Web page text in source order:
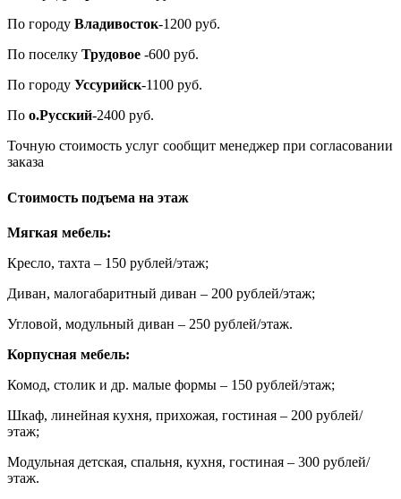
По городу Владивосток-1200 руб.
По поселку Трудовое -600 руб.
По городу Уссурийск-1100 руб.
По о.Русский-2400 руб.
Точную стоимость услуг сообщит менеджер при согласовании
заказа
Стоимость подъема на этаж
Мягкая мебель:
Кресло, тахта – 150 рублей/этаж;
Диван, малогабаритный диван – 200 рублей/этаж;
Угловой, модульный диван – 250 рублей/этаж.
Корпусная мебель:
Комод, столик и др. малые формы – 150 рублей/этаж;
Шкаф, линейная кухня, прихожая, гостиная – 200 рублей/
этаж;
Модульная детская, спальня, кухня, гостиная – 300 рублей/
этаж.